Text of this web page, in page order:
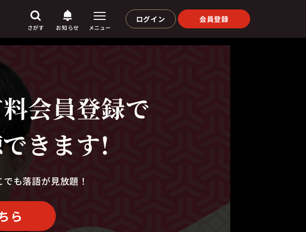
さがす お知らせ メニュー
ログイン 会員登録
会員登録で
きます!
も落語が見放題！
ら